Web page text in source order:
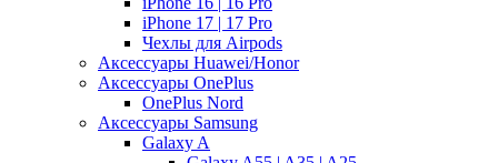
iPhone 17 | 17 Pro
Чехлы для Airpods
Аксессуары Huawei/Honor
Аксессуары OnePlus
OnePlus Nord
Аксессуары Samsung
Galaxy A